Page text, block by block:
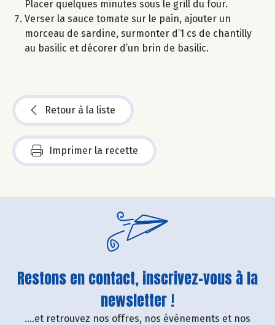
Placer quelques minutes sous le grill du four.
Verser la sauce tomate sur le pain, ajouter un
morceau de sardine, surmonter d’1 cs de chantilly
au basilic et décorer d’un brin de basilic.
Retour à la liste
Imprimer la recette
Restons en contact, inscrivez-vous à la
newsletter !
....et retrouvez nos offres, nos événements et nos